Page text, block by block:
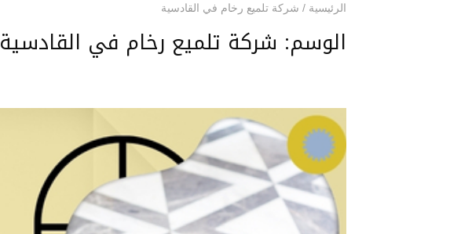
الرئيسية / شركة تلميع رخام في القادسية
الوسم: شركة تلميع رخام في القادسية